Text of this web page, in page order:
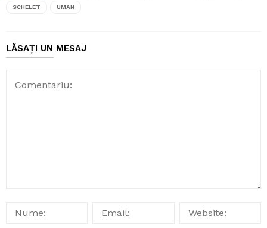
SCHELET UMAN
LĂSAȚI UN MESAJ